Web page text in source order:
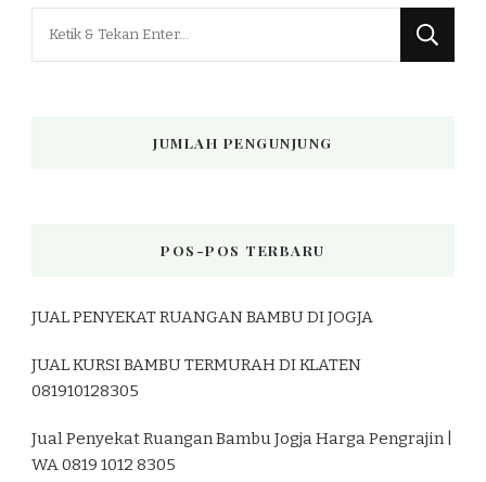
Mencari
JUMLAH PENGUNJUNG
POS-POS TERBARU
JUAL PENYEKAT RUANGAN BAMBU DI JOGJA
JUAL KURSI BAMBU TERMURAH DI KLATEN
081910128305
Jual Penyekat Ruangan Bambu Jogja Harga Pengrajin |
WA 0819 1012 8305